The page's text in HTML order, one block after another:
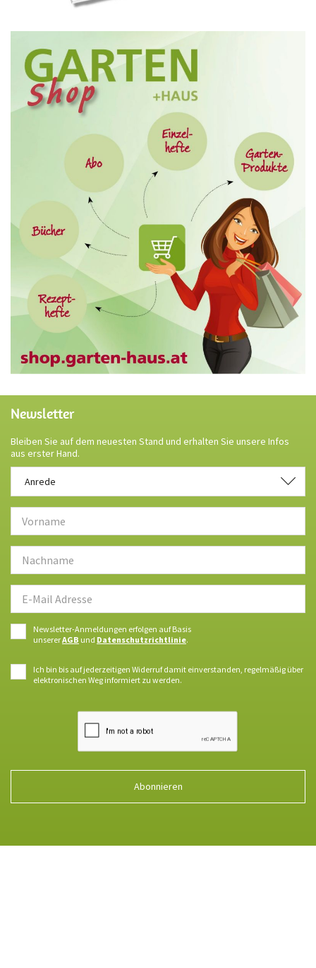
Newsletter
Bleiben Sie auf dem neuesten Stand und erhalten Sie unsere Infos
aus erster Hand.
Anrede
Anrede
Newsletter-Anmeldungen erfolgen auf Basis
unsererAGB und Datenschutzrichtlinie.
Ich bin bis auf jederzeitigen Widerruf damit einverstanden, regelmäßig über
elektronischen Weg informiert zu werden.
Abonnieren